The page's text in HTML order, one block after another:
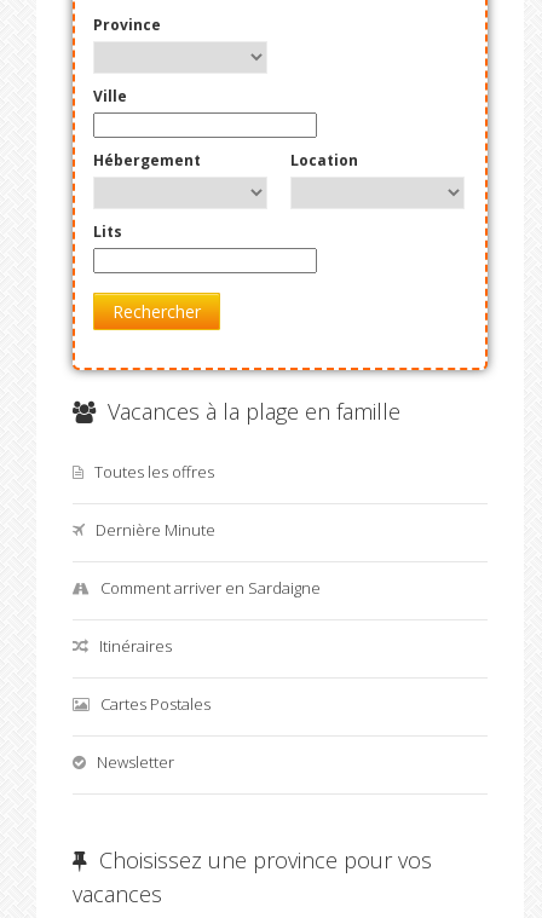
Province
Ville
Hébergement Location
Lits
Rechercher
Vacances à la plage en famille
Toutes les offres
Dernière Minute
Comment arriver en Sardaigne
Itinéraires
Cartes Postales
Newsletter
Choisissez une province pour vos
vacances